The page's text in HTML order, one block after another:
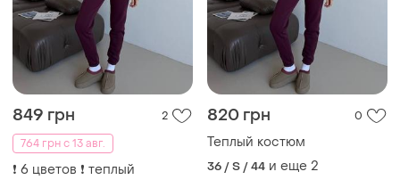
849 грн
2
764 грн с 13 авг.
❗️ 6 цветов ❗️ теплый
820 грн 0
Теплый костюм
36 / S / 44 и еще 2